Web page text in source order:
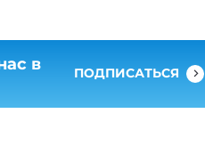
в
ПОДПИСАТЬСЯ